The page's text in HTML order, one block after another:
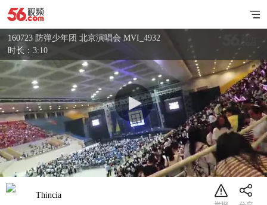
160723 防弹少年团 北京演唱会 MVI_4932
时长：3:10
Thincia